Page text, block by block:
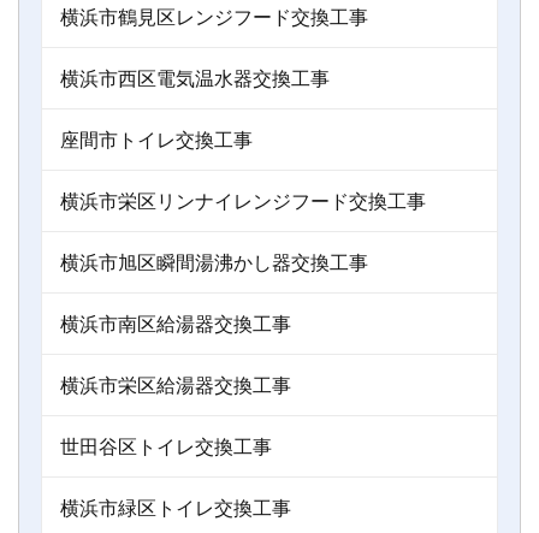
横浜市鶴見区レンジフード交換工事
横浜市西区電気温水器交換工事
座間市トイレ交換工事
横浜市栄区リンナイレンジフード交換工事
横浜市旭区瞬間湯沸かし器交換工事
横浜市南区給湯器交換工事
横浜市栄区給湯器交換工事
世田谷区トイレ交換工事
横浜市緑区トイレ交換工事